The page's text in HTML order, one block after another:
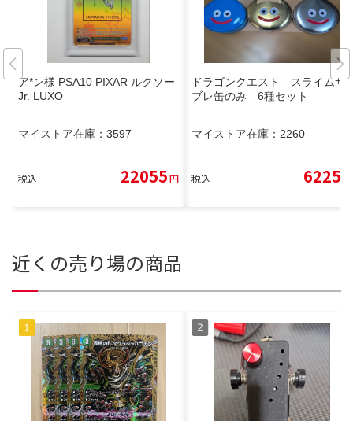
ア*ン様 PSA10 PIXAR ルクソー
Jr. LUXO
マイストア在庫： 3597
税込 22055円
ドラゴンクエスト スライムサ
ブレ缶のみ 6種セット
マイストア在庫： 2260
税込 6225
近くの売り場の商品